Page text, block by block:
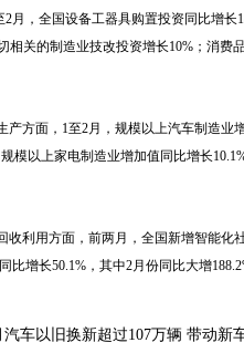
2月，全国设备工器具购置投资同比增
相关的制造业技改投资增长10%；消费
产方面，1至2月，规模以上汽车制造业
规模以上家电制造业增加值同比增长
收利用方面，前两月，全国新增智能化
比增长50.1%，其中2月份同比大增
汽车以旧换新超过107万辆 带动新